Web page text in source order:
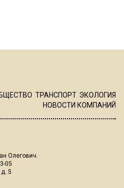
ТРАНСПОРТ ЭКОЛОГИЯ
НОВОСТИ КОМПАНИЙ
Олегович.
05
5